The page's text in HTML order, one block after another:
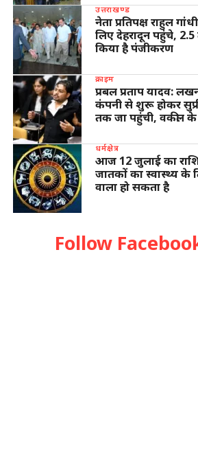
उत्तराखण्ड
नेता प्रतिपक्ष राहुल
लिए देहरादून पहुंचे, 2.5
किया है पंजीकरण
क्राइम
प्रबल प्रताप यादव:
कंपनी से शुरू होकर
तक जा पहुंची, वकील
धर्मक्षेत्र
आज 12 जुलाई का
जातकों का स्वास्थ्य के
वाला हो सकता है
Follow